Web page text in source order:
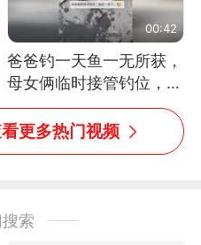
00:42
爸爸钓一天鱼一无所获，
母女俩临时接管钓位，用
玩具鱼竿钓上大鱼
更多热门视频
索